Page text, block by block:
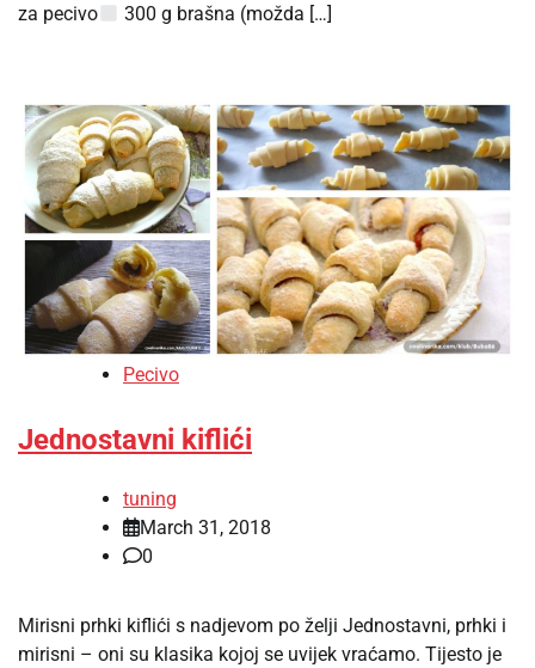
za pecivo
300 g brašna (možda […]
Pecivo
Jednostavni kiflići
tuning
March 31, 2018
0
Mirisni prhki kiflići s nadjevom po želji Jednostavni, prhki i
mirisni – oni su klasika kojoj se uvijek vraćamo. Tijesto je